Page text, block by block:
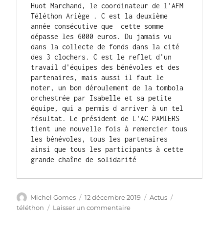
Huot Marchand, le coordinateur de l'AFM
Téléthon Ariège . C est la deuxième
année consécutive que  cette somme
dépasse les 6000 euros. Du jamais vu
dans la collecte de fonds dans la cité
des 3 clochers. C est le reflet d'un
travail d'équipes des bénévoles et des
partenaires, mais aussi il faut le
noter, un bon déroulement de la tombola
orchestrée par Isabelle et sa petite
équipe, qui a permis d arriver à un tel
résultat. Le président de L'AC PAMIERS
tient une nouvelle fois à remercier tous
les bénévoles, tous les partenaires
ainsi que tous les participants à cette
grande chaîne de solidarité
Auteur
Michel Gomes
Publié
le
12 décembre 2019 Catégories
Actus
téléthon
Laisser un commentairesur